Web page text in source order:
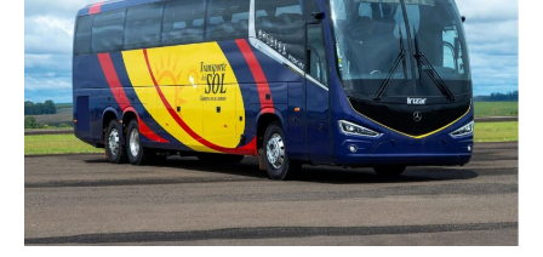
chassis
de
ônibus
O
500
RSD
para